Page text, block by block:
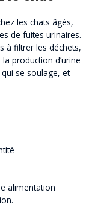
les chats âgés,
de fuites urinaires.
à filtrer les déchets,
production d’urine
se soulage, et
alimentation